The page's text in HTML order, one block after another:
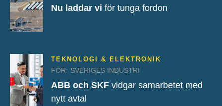
Nu laddar vi för tunga fordon
TEKNOLOGI & ELEKTRONIK
FÖR: SVERIGES INDUSTRI
ABB och SKF vidgar samarbetet med
nytt avtal